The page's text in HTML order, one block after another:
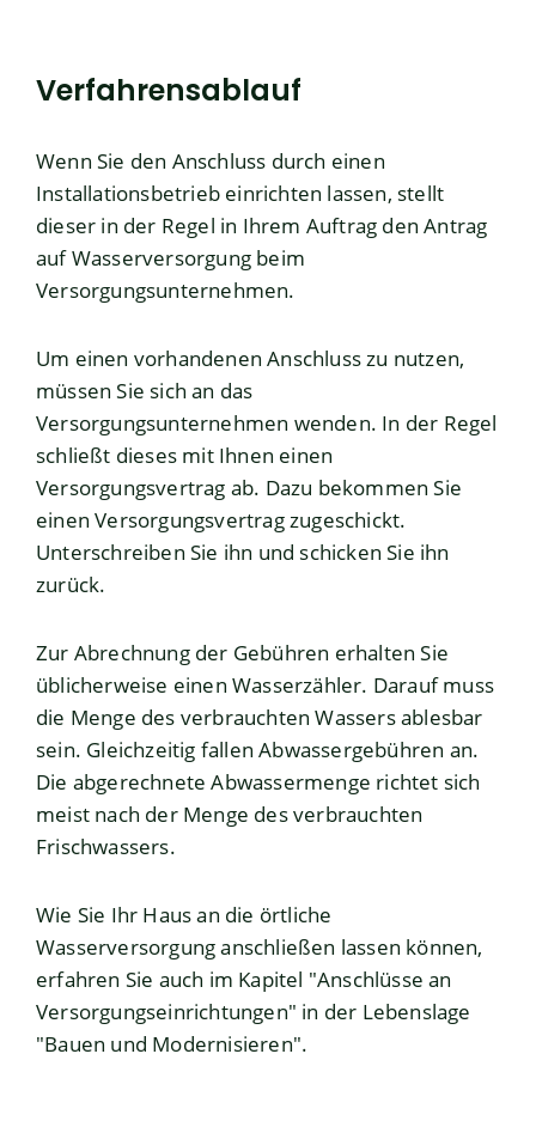
Verfahrensablauf
Wenn Sie den Anschluss durch einen
Installationsbetrieb einrichten lassen, stellt
dieser in der Regel in Ihrem Auftrag den Antrag
auf Wasserversorgung beim
Versorgungsunternehmen.
Um einen vorhandenen Anschluss zu nutzen,
müssen Sie sich an das
Versorgungsunternehmen wenden. In der Regel
schließt dieses mit Ihnen einen
Versorgungsvertrag ab. Dazu bekommen Sie
einen Versorgungsvertrag zugeschickt.
Unterschreiben Sie ihn und schicken Sie ihn
zurück.
Zur Abrechnung der Gebühren erhalten Sie
üblicherweise einen Wasserzähler. Darauf muss
die Menge des verbrauchten Wassers ablesbar
sein. Gleichzeitig fallen Abwassergebühren an.
Die abgerechnete Abwassermenge richtet sich
meist nach der Menge des verbrauchten
Frischwassers.
Wie Sie Ihr Haus an die örtliche
Wasserversorgung anschließen lassen können,
erfahren Sie auch im Kapitel "Anschlüsse an
Versorgungseinrichtungen" in der Lebenslage
"Bauen und Modernisieren".